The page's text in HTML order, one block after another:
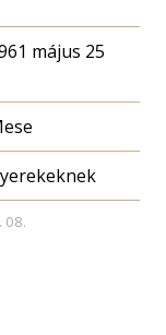
május 25
08.